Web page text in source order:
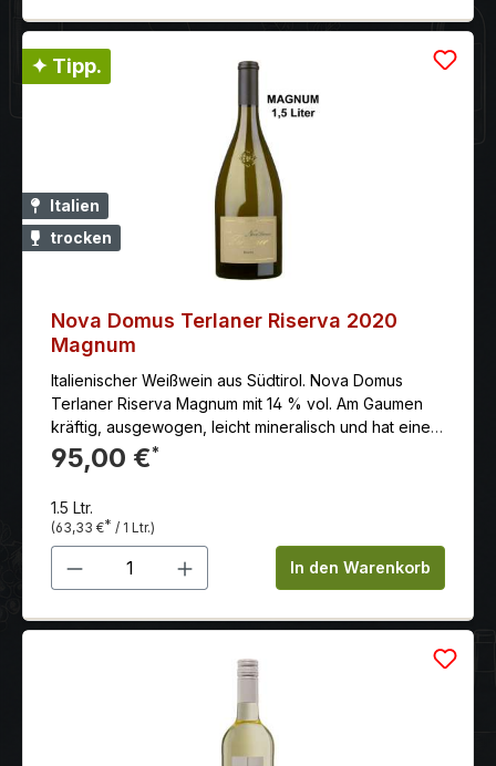
✦ Tipp.
Italien
trocken
Nova Domus Terlaner Riserva 2020
Magnum
Italienischer Weißwein aus Südtirol. Nova Domus
Terlaner Riserva Magnum mit 14 % vol. Am Gaumen
kräftig, ausgewogen, leicht mineralisch und hat einen
subtilen und sehr feinen Geschmack.
95,00 €*
1.5 Ltr.
(63,33 €* / 1 Ltr.)
Produkt Anzahl: Gib denIn den Warenkorb